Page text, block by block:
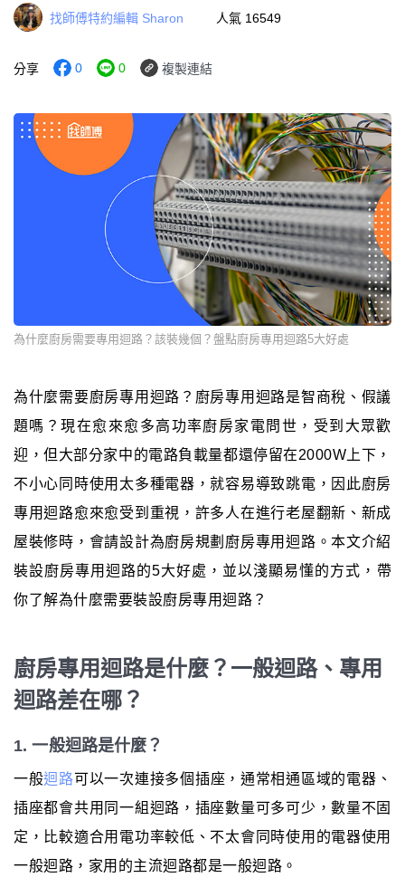
找師傅特約編輯 Sharon 人氣 16549
分享 0 0 複製連結
為什麼廚房需要專用迴路？該裝幾個？盤點廚房專用迴路5大好處
為什麼需要廚房專用迴路？廚房專用迴路是智商稅、假議
題嗎？現在愈來愈多高功率廚房家電問世，受到大眾歡
迎，但大部分家中的電路負載量都還停留在2000W上下，
不小心同時使用太多種電器，就容易導致跳電，因此廚房
專用迴路愈來愈受到重視，許多人在進行老屋翻新、新成
屋裝修時，會請設計為廚房規劃廚房專用迴路。本文介紹
裝設廚房專用迴路的5大好處，並以淺顯易懂的方式，帶
你了解為什麼需要裝設廚房專用迴路？
廚房專用迴路是什麼？一般迴路、專用
迴路差在哪？
1. 一般迴路是什麼？
一般迴路可以一次連接多個插座，通常相通區域的電器、
插座都會共用同一組迴路，插座數量可多可少，數量不固
定，比較適合用電功率較低、不太會同時使用的電器使用
一般迴路，家用的主流迴路都是一般迴路。